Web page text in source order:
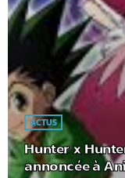
ACTUS
Hunter x
annoncée à